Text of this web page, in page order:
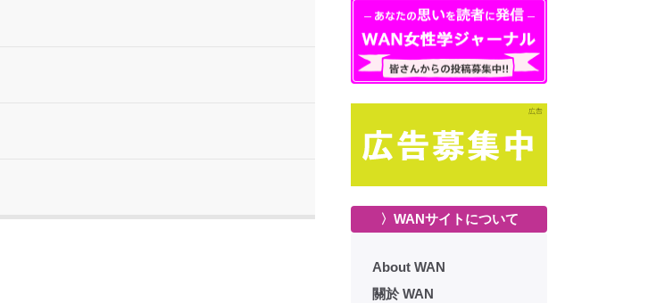
〉WANサイトについて
About WAN
關於 WAN